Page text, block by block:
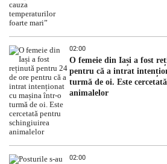
02:00
O femeie din Iași a fost
pentru că a intrat
turmă de oi. Este
animalelor
02:00